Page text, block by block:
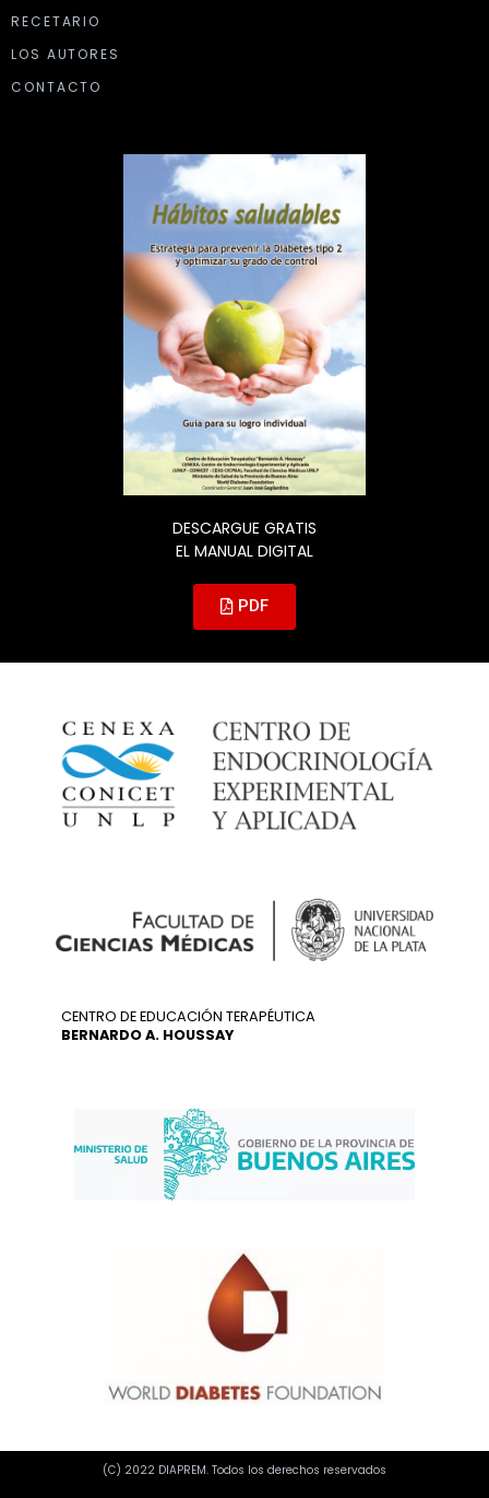
RECETARIO
LOS AUTORES
CONTACTO
DESCARGUE GRATIS
EL MANUAL DIGITAL
PDF
CENTRO DE EDUCACIÓN TERAPÉUTICA
BERNARDO A. HOUSSAY
(C) 2022 DIAPREM. Todos los derechos reservados